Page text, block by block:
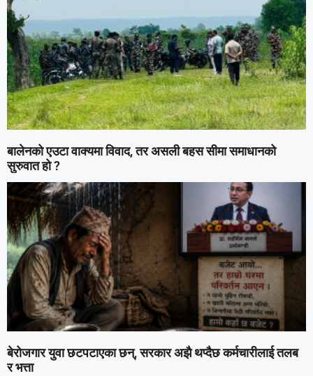
बालेनको एउटा वाक्यमा विवाद, तर असली बहस सीमा समाधानको
सुरुवात हो ?
बेरोजगार युवा छटपटाएका छन्, सरकार अझै थप्दैछ कर्मचारीलाई तलब
र भत्ता